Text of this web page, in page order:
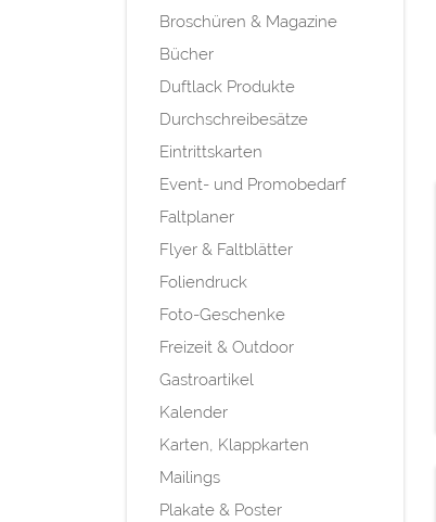
Broschüren & Magazine
Bücher
Duftlack Produkte
Durchschreibesätze
Eintrittskarten
Event- und Promobedarf
Faltplaner
Flyer & Faltblätter
Foliendruck
Foto-Geschenke
Freizeit & Outdoor
Gastroartikel
Kalender
Karten, Klappkarten
Mailings
Plakate & Poster